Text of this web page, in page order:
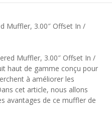
Muffler, 3.00″ Offset In /
Muffler, 3.00″ Offset In /
haut de gamme conçu pour
à améliorer les
cet article, nous allons
avantages de ce muffler de